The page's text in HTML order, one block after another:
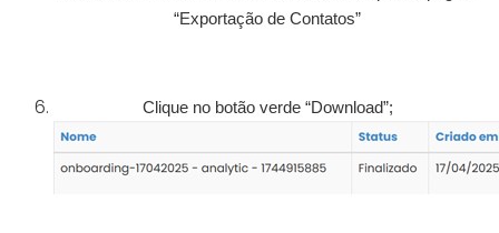
“Exportação de Contatos”
Clique no botão verde “Download”;